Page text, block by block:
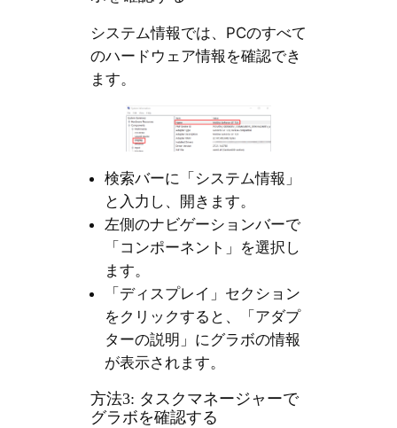
システム情報では、PCのすべて
のハードウェア情報を確認でき
ます。
検索バーに「システム情報」
と入力し、開きます。
左側のナビゲーションバーで
「コンポーネント」を選択し
ます。
「ディスプレイ」セクション
をクリックすると、「アダプ
ターの説明」にグラボの情報
が表示されます。
方法3: タスクマネージャーで
グラボを確認する